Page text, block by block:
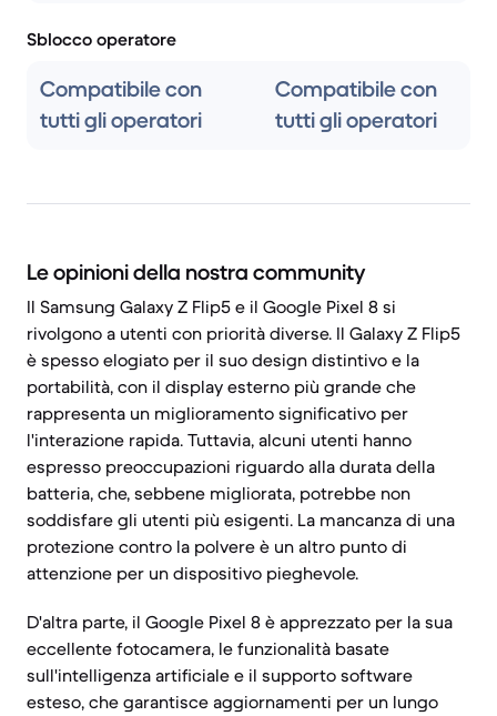
Sblocco operatore
Compatibile con
tutti gli operatori
Compatibile con
tutti gli operatori
Le opinioni della nostra community
Il Samsung Galaxy Z Flip5 e il Google Pixel 8 si
rivolgono a utenti con priorità diverse. Il Galaxy Z Flip5
è spesso elogiato per il suo design distintivo e la
portabilità, con il display esterno più grande che
rappresenta un miglioramento significativo per
l'interazione rapida. Tuttavia, alcuni utenti hanno
espresso preoccupazioni riguardo alla durata della
batteria, che, sebbene migliorata, potrebbe non
soddisfare gli utenti più esigenti. La mancanza di una
protezione contro la polvere è un altro punto di
attenzione per un dispositivo pieghevole.
D'altra parte, il Google Pixel 8 è apprezzato per la sua
eccellente fotocamera, le funzionalità basate
sull'intelligenza artificiale e il supporto software
esteso, che garantisce aggiornamenti per un lungo